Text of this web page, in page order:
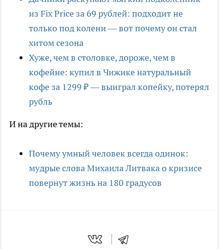
из Fix Price за 69 рублей: подходит не
только под колени — вот почему он стал
хитом сезона
Хуже, чем в столовке, дороже, чем в
кофейне: купил в Чижике натуральный
кофе за 1299 ₽ — выиграл копейку, потерял
рубль
И на другие темы:
Почему умный человек всегда одинок:
мудрые слова Михаила Литвака о кризисе
повернут жизнь на 180 градусов